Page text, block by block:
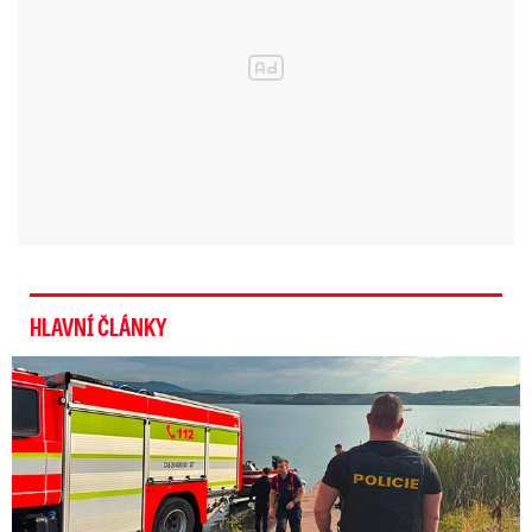
— Pastoral Brothers (@Jakub0Maly)
„Uděláme všechno pro to, abychom zabránili
krádeži za bílého dne na důchodcích. Proto
tady budeme nocovat, abychom tomu
HLAVNÍ ČLÁNKY
Svědci o tragédii na jezeře Most: Byl to masakr!